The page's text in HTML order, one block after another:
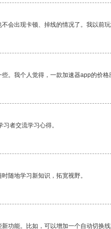
会出现卡顿、掉线的情况了。我以前
。我个人觉得，一款加速器app的价格
者交流学习心得。
随地学习新知识，拓宽视野。
功能。比如，可以增加一个自动切换